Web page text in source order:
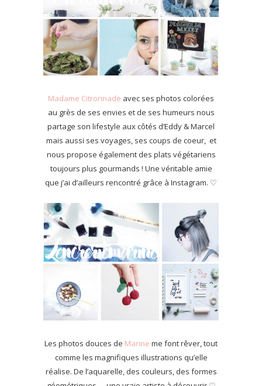
Madame Citronnade avec ses photos colorées
au grès de ses envies et de ses humeurs nous
partage son lifestyle aux côtés d’Eddy & Marcel
mais aussi ses voyages, ses coups de coeur, et
nous propose également des plats végétariens
toujours plus gourmands ! Une véritable amie
que j’ai d’ailleurs rencontré grâce à Instagram. ♡
Les photos douces de Marine me font rêver, tout
comme les magnifiques illustrations qu’elle
réalise. De l’aquarelle, des couleurs, des formes